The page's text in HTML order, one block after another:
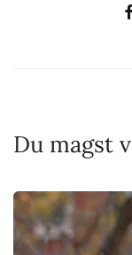
Du magst